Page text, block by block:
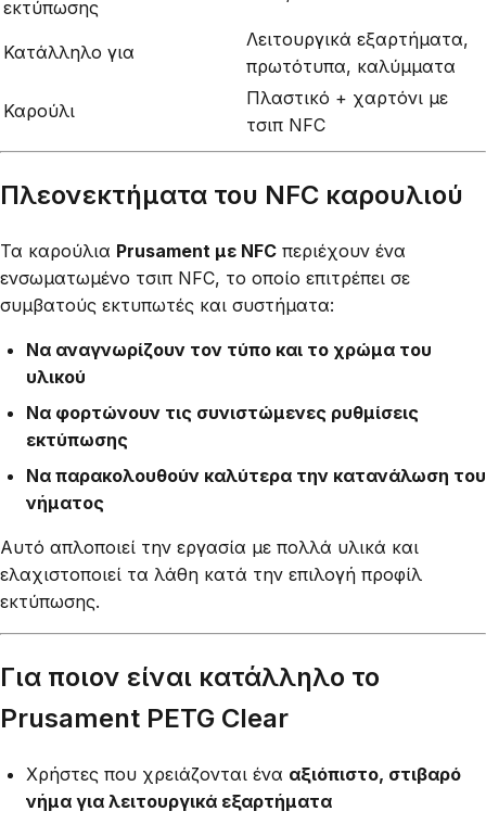
εκτύπωσης
Κατάλληλο για
Λειτουργικά εξαρτήματα,
πρωτότυπα, καλύμματα
Καρούλι
Πλαστικό + χαρτόνι με
τσιπ NFC
Πλεονεκτήματα του NFC καρουλιού
Τα καρούλια Prusament με NFC περιέχουν ένα
ενσωματωμένο τσιπ NFC, το οποίο επιτρέπει σε
συμβατούς εκτυπωτές και συστήματα:
Να αναγνωρίζουν τον τύπο και το χρώμα του
υλικού
Να φορτώνουν τις συνιστώμενες ρυθμίσεις
εκτύπωσης
Να παρακολουθούν καλύτερα την κατανάλωση του
νήματος
Αυτό απλοποιεί την εργασία με πολλά υλικά και
ελαχιστοποιεί τα λάθη κατά την επιλογή προφίλ
εκτύπωσης.
Για ποιον είναι κατάλληλο το
Prusament PETG Clear
Χρήστες που χρειάζονται ένα αξιόπιστο, στιβαρό
νήμα για λειτουργικά εξαρτήματα